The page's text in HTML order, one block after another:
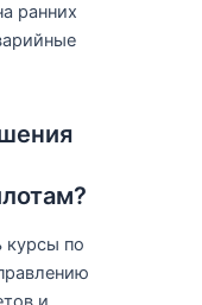
ранних
курсы по